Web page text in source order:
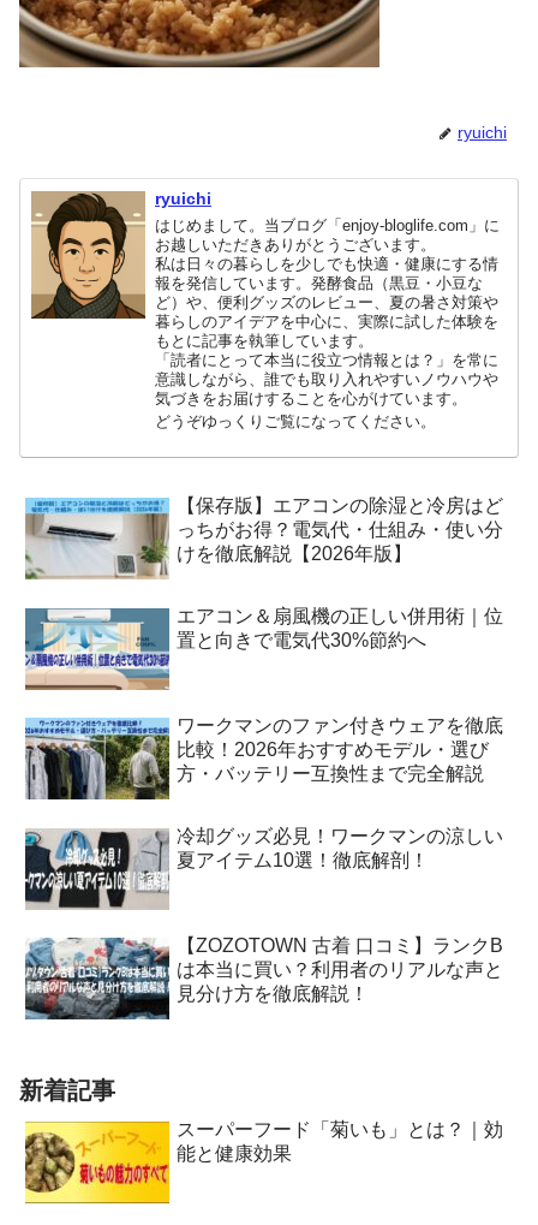
ryuichi
ryuichi
はじめまして。当ブログ「enjoy-bloglife.com」に
お越しいただきありがとうございます。
私は日々の暮らしを少しでも快適・健康にする情
報を発信しています。発酵食品（黒豆・小豆な
ど）や、便利グッズのレビュー、夏の暑さ対策や
暮らしのアイデアを中心に、実際に試した体験を
もとに記事を執筆しています。
「読者にとって本当に役立つ情報とは？」を常に
意識しながら、誰でも取り入れやすいノウハウや
気づきをお届けすることを心がけています。
どうぞゆっくりご覧になってください。
【保存版】エアコンの除湿と冷房はど
っちがお得？電気代・仕組み・使い分
けを徹底解説【2026年版】
エアコン＆扇風機の正しい併用術｜位
置と向きで電気代30%節約へ
ワークマンのファン付きウェアを徹底
比較！2026年おすすめモデル・選び
方・バッテリー互換性まで完全解説
冷却グッズ必見！ワークマンの涼しい
夏アイテム10選！徹底解剖！
【ZOZOTOWN 古着 口コミ】ランクB
は本当に買い？利用者のリアルな声と
見分け方を徹底解説！
新着記事
スーパーフード「菊いも」とは？｜効
能と健康効果